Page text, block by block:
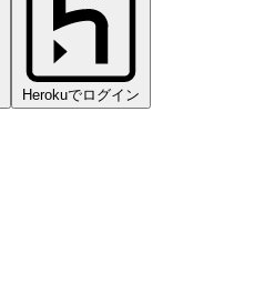
Herokuでログイン